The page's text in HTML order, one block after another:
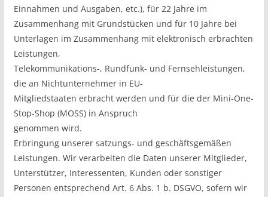
Einnahmen und Ausgaben, etc.), für 22 Jahre im
Zusammenhang mit Grundstücken und für 10 Jahre bei
Unterlagen im Zusammenhang mit elektronisch erbrachten
Leistungen,
Telekommunikations-, Rundfunk- und Fernsehleistungen,
die an Nichtunternehmer in EU-
Mitgliedstaaten erbracht werden und für die der Mini-One-
Stop-Shop (MOSS) in Anspruch
genommen wird.
Erbringung unserer satzungs- und geschäftsgemäßen
Leistungen. Wir verarbeiten die Daten unserer Mitglieder,
Unterstützer, Interessenten, Kunden oder sonstiger
Personen entsprechend Art. 6 Abs. 1 b. DSGVO, sofern wir